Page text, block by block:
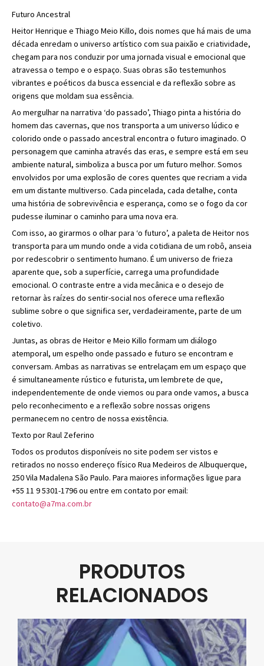
Futuro Ancestral
Heitor Henrique e Thiago Meio Killo, dois nomes que há mais de uma
década enredam o universo artístico com sua paixão e criatividade,
chegam para nos conduzir por uma jornada visual e emocional que
atravessa o tempo e o espaço. Suas obras são testemunhos
vibrantes e poéticos da busca essencial e da reflexão sobre as
origens que moldam sua essência.
Ao mergulhar na narrativa ‘do passado’, Thiago pinta a história do
homem das cavernas, que nos transporta a um universo lúdico e
colorido onde o passado ancestral encontra o futuro imaginado. O
personagem que caminha através das eras, e sempre está em seu
ambiente natural, simboliza a busca por um futuro melhor. Somos
envolvidos por uma explosão de cores quentes que recriam a vida
em um distante multiverso. Cada pincelada, cada detalhe, conta
uma história de sobrevivência e esperança, como se o fogo da cor
pudesse iluminar o caminho para uma nova era.
Com isso, ao girarmos o olhar para ‘o futuro’, a paleta de Heitor nos
transporta para um mundo onde a vida cotidiana de um robô, anseia
por redescobrir o sentimento humano. É um universo de frieza
aparente que, sob a superfície, carrega uma profundidade
emocional. O contraste entre a vida mecânica e o desejo de
retornar às raízes do sentir-social nos oferece uma reflexão
sublime sobre o que significa ser, verdadeiramente, parte de um
coletivo.
Juntas, as obras de Heitor e Meio Killo formam um diálogo
atemporal, um espelho onde passado e futuro se encontram e
conversam. Ambas as narrativas se entrelaçam em um espaço que
é simultaneamente rústico e futurista, um lembrete de que,
independentemente de onde viemos ou para onde vamos, a busca
pelo reconhecimento e a reflexão sobre nossas origens
permanecem no centro de nossa existência.
Texto por Raul Zeferino
Todos os produtos disponíveis no site podem ser vistos e
retirados no nosso endereço físico Rua Medeiros de Albuquerque,
250 Vila Madalena São Paulo. Para maiores informações ligue para
+55 11 9 5301-1796 ou entre em contato por email:
contato@a7ma.com.br
PRODUTOS
RELACIONADOS